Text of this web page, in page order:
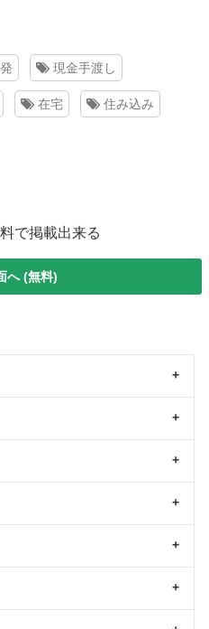
現金手渡し
在宅 住み込み
で掲載出来る
へ (無料)